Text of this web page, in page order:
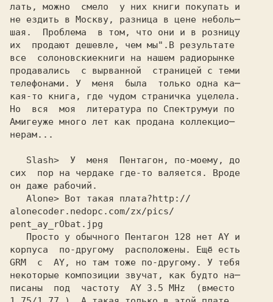
лать, можно  смело  у них книги покупать и
не ездить в Москву, разница в цене неболь─
шая.  Проблема  в том, что они и в розницу
их  продают дешевле, чем мы". В результате
все  солоновские
продавались  с вырванной  страницей с теми
телефонами. У  меня  была  только одна ка─
кая-то книга, где чудом страничка уцелела.
Но  вся  моя  литература по Спектруму
Амиге
нерам...
сих  пор на чердаке где-то валяется. Вроде
он даже рабочий.
   Alone> Вот такая плата?
alonecoder.nedopc.com/zx/pics/
pent_ay_rObat.jpg
корпуса  по-другому  расположены. Ещё есть
GRM  с  AY, но там тоже по-другому. У тебя
некоторые композиции звучат, как будто на─
писаны  под  частоту  AY